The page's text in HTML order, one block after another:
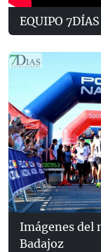
EQUIPO 7DÍAS
Imágenes del
Badajoz